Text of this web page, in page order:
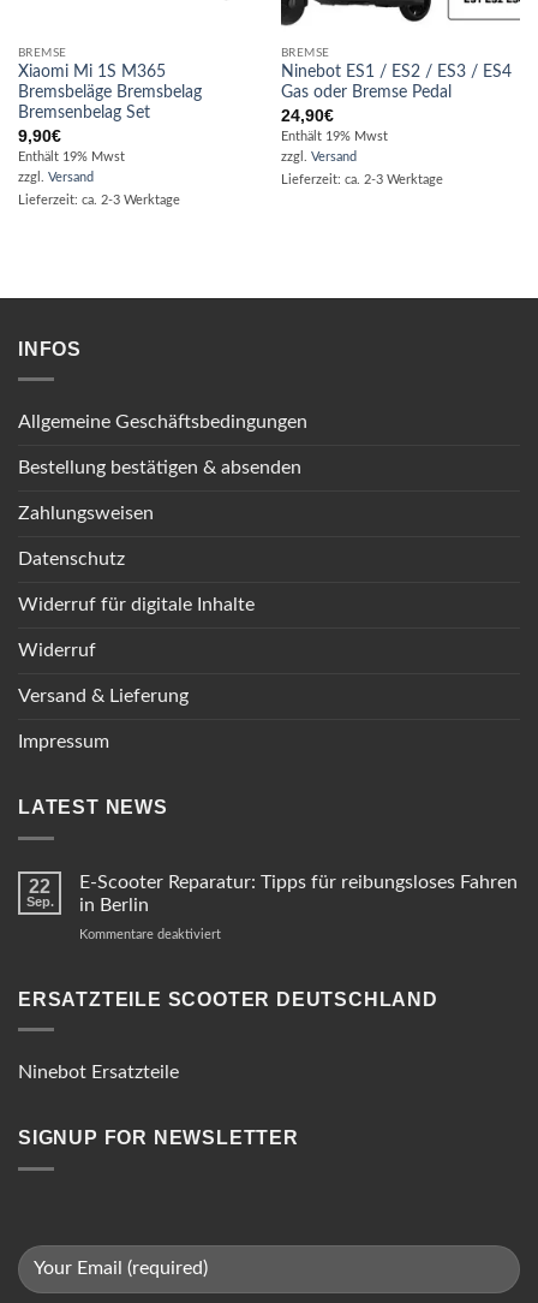
BREMSE
Xiaomi Mi 1S M365
Bremsbeläge Bremsbelag
Bremsenbelag Set
9,90€
Enthält 19% Mwst
zzgl. Versand
Lieferzeit: ca. 2-3 Werktage
BREMSE
Ninebot ES1 / ES2 / ES3 / ES4
Gas oder Bremse Pedal
24,90€
Enthält 19% Mwst
zzgl. Versand
Lieferzeit: ca. 2-3 Werktage
INFOS
Allgemeine Geschäftsbedingungen
Bestellung bestätigen & absenden
Zahlungsweisen
Datenschutz
Widerruf für digitale Inhalte
Widerruf
Versand & Lieferung
Impressum
LATEST NEWS
22
Sep.
E-Scooter Reparatur: Tipps für reibungsloses Fahren
in Berlin
Kommentare deaktiviertfür
Reparatur:
ERSATZTEILE SCOOTER DEUTSCHLAND
Ninebot Ersatzteile
SIGNUP FOR NEWSLETTER